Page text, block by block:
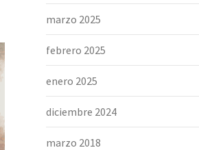
marzo 2025
febrero 2025
enero 2025
diciembre 2024
marzo 2018